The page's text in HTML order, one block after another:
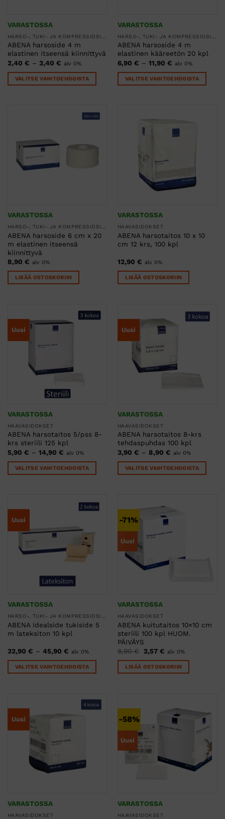
VARASTOSSA
ABENA harsoside 4 m
elastinen itseensä kiinnittyvä
2,40 € – 3,40 €Hintaluokka:
-
3,40 €
alv 0%
VALITSE VAIHTOEHDOISTA
Voit
valinnat
VARASTOSSA
ABENA harsoside 4 m
elastinen kääreetön 20 kpl
6,90 € – 11,90 €Hintaluokka:
-
11,90 €
alv 0%
VALITSE VAIHTOEHDOISTA
tuotteen
VARASTOSSA
ABENA harsoside 6 cm x 20
m elastinen itseensä
kiinnittyvä
8,90 € alv 0%
LISÄÄ OSTOSKORIIN
VARASTOSSA
HAAVASIDOKSET
ABENA harsotaitos 10 x 10
cm 12 krs, 100 kpl
12,90 € alv 0%
LISÄÄ OSTOSKORIIN
Uusi
VARASTOSSA
HAAVASIDOKSET
ABENA harsotaitos 5/pss 8-
krs steriili 125 kpl
5,90 € – 14,90 €Hintaluokka:
-
14,90 €
alv 0%
VALITSE VAIHTOEHDOISTA
useampi
muunnelma.
Voit
tehdä
valinnat
Uusi
VARASTOSSA
HAAVASIDOKSET
ABENA harsotaitos 8-krs
tehdaspuhdas 100 kpl
3,90 € – 8,90 €Hintaluokka:
-
8,90 €
alv 0%
VALITSE VAIHTOEHDOISTA
useampi
muunnelma.
Voit
tehdä
valinnat
tuotteen
Uusi
VARASTOSSA
ABENA Idealside tukiside 5
m lateksiton 10 kpl
32,90 € – 45,90 €Hintaluokka:
-
45,90 €
alv 0%
VALITSE VAIHTOEHDOISTA
useampi
muunnelma.
Voit
valinnat
tuotteen
-71%
Uusi
VARASTOSSA
HAAVASIDOKSET
ABENA kuitutaitos 10×10 cm
steriili 100 kpl HUOM.
PÄIVÄYS
8,90€ Alkuperäinen
hinta
oli:
8,90 €.
2,57 €Nykyinen
on:
2,57 €.
alv 0%
LISÄÄ OSTOSKORIIN
Uusi
VARASTOSSA
HAAVASIDOKSET
-58%
Uusi
VARASTOSSA
HAAVASIDOKSET